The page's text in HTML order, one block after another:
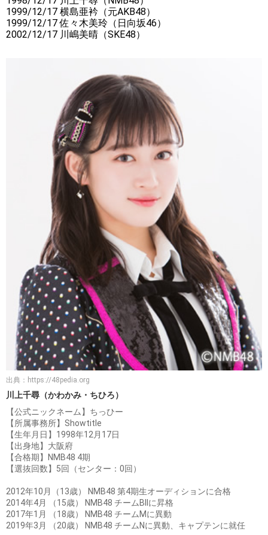
1999/12/17 横島亜衿（元AKB48）
1999/12/17 佐々木美玲（日向坂46）
2002/12/17 川嶋美晴（SKE48）
出典： https://48pedia.org
川上千尋（かわかみ・ちひろ）
【公式ニックネーム】ちっひー
【所属事務所】Showtitle
【生年月日】1998年12月17日
【出身地】大阪府
【合格期】NMB48 4期
【選抜回数】5回（センター：0回）
2012年10月（13歳） NMB48 第4期生オーディションに合格
2014年4月 （15歳） NMB48 チームBIIに昇格
2017年1月 （18歳） NMB48 チームMに異動
2019年3月 （20歳） NMB48 チームNに異動、キャプテンに就任